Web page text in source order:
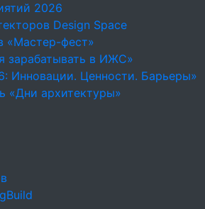
2026
Design Space
«Мастер-фест»
зарабатывать в ИЖС»
Инновации. Ценности. Барьеры»
«Дни архитектуры»